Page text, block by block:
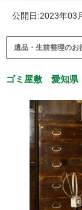
公開日:2023年
遺品・生前整理のお
ゴミ屋敷 愛知県